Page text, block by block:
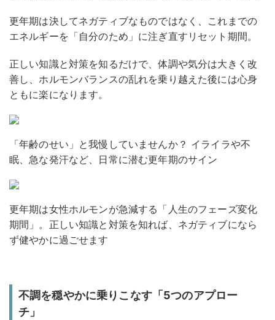
更年期は決してネガティブなものではなく、これまでの
エネルギーを「自分のため」に注ぎ直すリセット期間。
正しい知識と対策を知るだけで、体調や気分は大きく改
善し、ホルモンバランスの乱れを乗り越えた後には心身
ともに楽になります。
「年齢のせい」と我慢していませんか？ イライラや不
眠、急な発汗など、日常に潜む更年期のサイン
更年期は女性ホルモンが急減する「人生のフェーズ変化
期間」。正しい知識と対策を知れば、ネガティブになら
ず健やかに過ごせます
不調を穏やかに乗りこなす「5つのアプロー
チ」